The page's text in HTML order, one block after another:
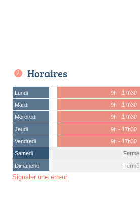
Horaires
Lundi
9h - 17h30
Mardi
9h - 17h30
Mercredi
9h - 17h30
Jeudi
9h - 17h30
Vendredi
9h - 17h30
Samedi
Fermé
Dimanche
Fermé
Signaler une erreur